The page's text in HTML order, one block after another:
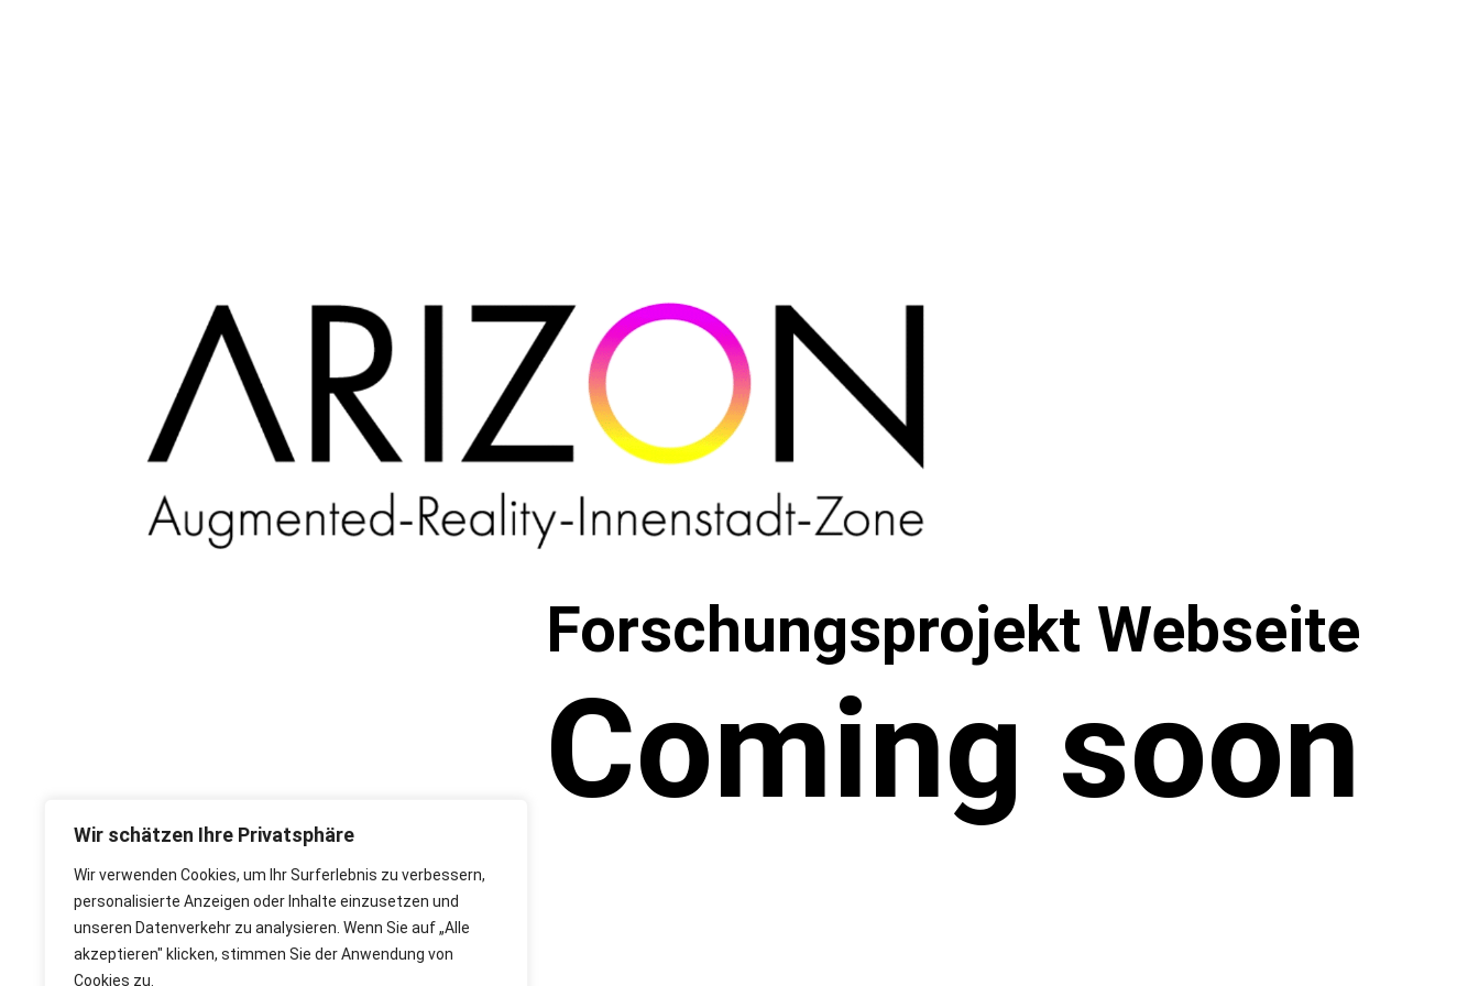
Wir schätzen Ihre Privatsphäre
Wir verwenden Cookies, um Ihr Surferlebnis zu verbessern,
personalisierte Anzeigen oder Inhalte einzusetzen und
unseren Datenverkehr zu analysieren. Wenn Sie auf „Alle
akzeptieren" klicken, stimmen Sie der Anwendung von
Cookies zu.
Forschungsprojekt Webseite
Coming soon